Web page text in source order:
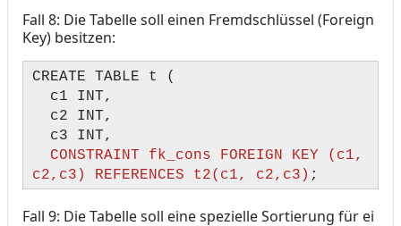
Fall 8: Die Tabelle soll einen Fremdschlüssel (Foreign
Key) besitzen:
CREATE TABLE t (
c1 INT,
c2 INT,
c3 INT,
CONSTRAINT fk_cons FOREIGN KEY (c1,
c2,c3) REFERENCES t2(c1, c2,c3) ;
Fall 9: Die Tabelle soll eine spezielle Sortierung für ei